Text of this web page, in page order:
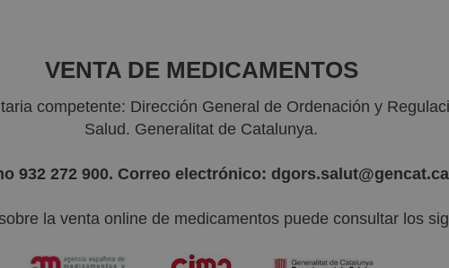
VENTA DE MEDICAMENTOS
competente: Dirección General de Ordenación y
Salud. Generalitat de Catalunya.
932 272 900. Correo electrónico:
la venta online de medicamentos puede consultar los